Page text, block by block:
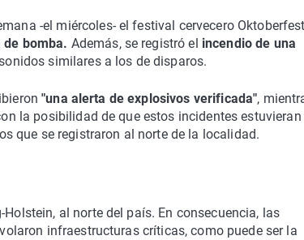
-el miércoles- el festival cervecero Oktoberfest
de bomba. Además, se registró el incendio de una
similares a los de disparos.
"una alerta de explosivos verificada",
la posibilidad de que estos incidentes estuvieran
que se registraron al norte de la localidad.
al norte del país. En consecuencia, las
infraestructuras críticas, como puede ser la